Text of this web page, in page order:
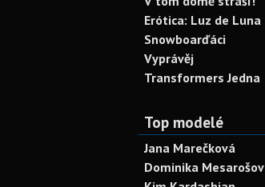
Erótica: Luz de Luna
Snowboarďáci
Vyprávěj
Transformers Jedna
Top modelé
Jana Marečková
Dominika